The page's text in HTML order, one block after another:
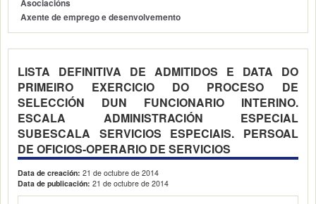
Asociacións
Axente de emprego e desenvolvemento
LISTA DEFINITIVA DE ADMITIDOS E DATA DO
PRIMEIRO EXERCICIO DO PROCESO DE
SELECCIÓN DUN FUNCIONARIO INTERINO.
ESCALA ADMINISTRACIÓN ESPECIAL
SUBESCALA SERVICIOS ESPECIAIS. PERSOAL
DE OFICIOS-OPERARIO DE SERVICIOS
Data de creación: 21 de octubre de 2014
Data de publicación: 21 de octubre de 2014